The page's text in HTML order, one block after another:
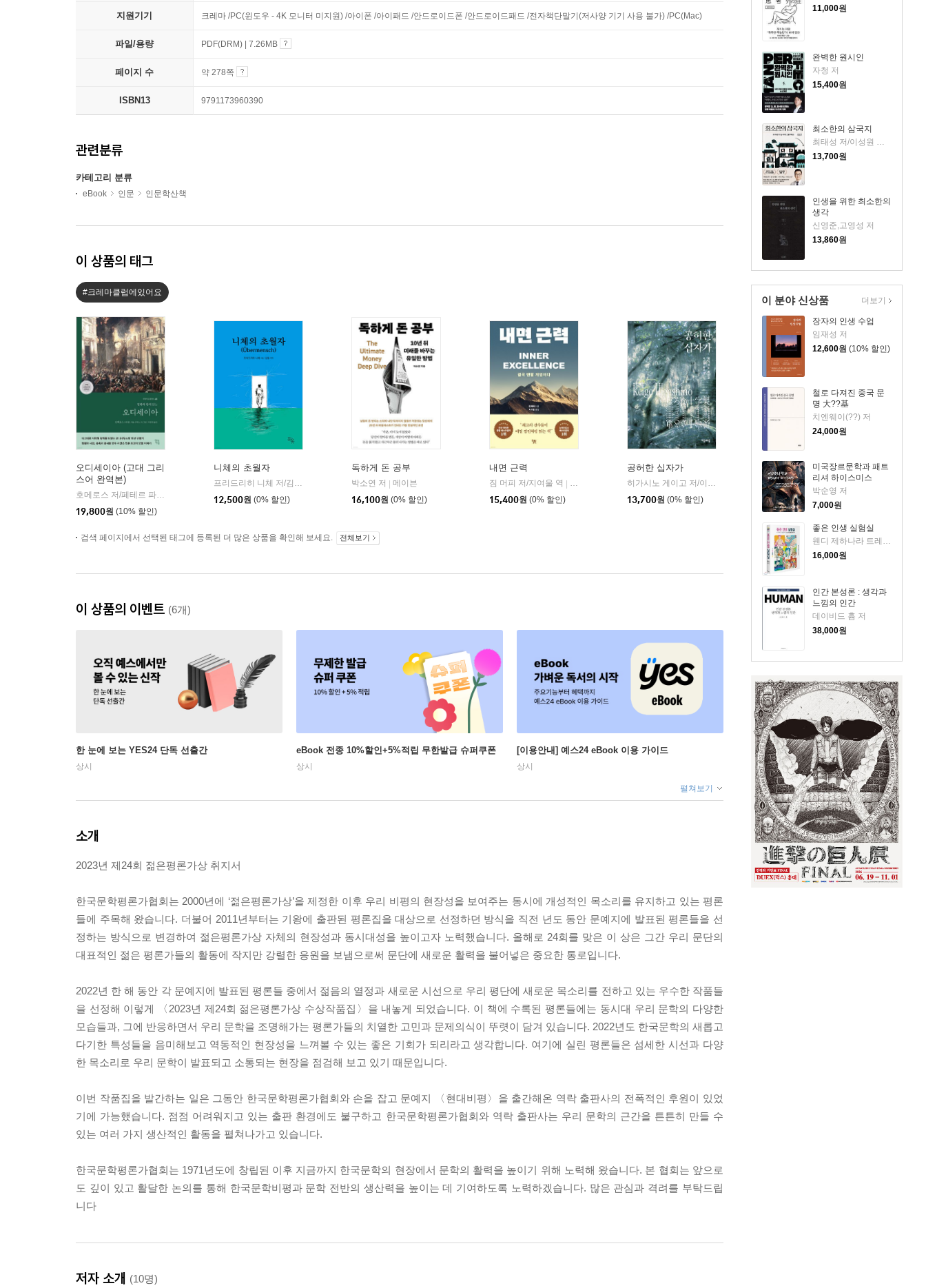
11,000원
완벽한 원시인
자청 저
15,400원
최소한의 삼국지
13,700원
인생을 위한 최소한의
생각
신영준,고영성 저
13,860원
이 분야 신상품
장자의 인생 수업
임재성 저
12,600원 (10% 할인)
철로 다져진 중국 문
명 大??基
치엔웨이(??) 저
24,000원
미국장르문학과 패트
리셔 하이스미스
박순영 저
7,000원
좋은 인생 실험실
웬디 제하나라 트레메인 저/황근하 역
16,000원
인간 본성론 : 생각과
느낌의 인간
데이비드 흄 저
38,000원
더보기
지원기기 크레마 /PC(윈도우 - 4K 모니터 미지원) /아이폰 /아이패드 /안드로이드폰 /안드로이드패드 /전자책단말기(저사양 기기 사용 불가) /PC(Mac)
파일/용량 PDF(DRM) | 7.26MB
페이지 수 약 278쪽
ISBN13 9791173960390
관련분류
카테고리 분류
eBook 인문 인문학산책
이 상품의 태그
#크레마클럽에있어요
오디세이아 (고대 그리
스어 완역본)
| 현대지성
19,800원 (10% 할인)
니체의 초월자
12,500원 (0% 할인)
독하게 돈 공부
박소연 저 | 메이븐
16,100원 (0% 할인)
내면 근력
짐 머피 저/지여울 역 |
15,400원 (0% 할인)
공허한 십자가
자음과모음
13,700원 (0% 할인)
검색 페이지에서 선택된 태그에 등록된 더 많은 상품을 확인해 보세요. 전체보기
이 상품의 이벤트 (6개)
한 눈에 보는 YES24 단독 선출간
상시
eBook 전종 10%할인+5%적립 무한발급 슈퍼쿠폰
상시
[이용안내] 예스24 eBook 이용 가이드
상시
펼쳐보기
소개
2023년 제24회 젊은평론가상 취지서
한국문학평론가협회는 2000년에 ‘젊은평론가상’을 제정한 이후 우리 비평의 현장성을 보여주는 동시에 개성적인 목소리를 유지하고 있는 평론
들에 주목해 왔습니다. 더불어 2011년부터는 기왕에 출판된 평론집을 대상으로 선정하던 방식을 직전 년도 동안 문예지에 발표된 평론들을 선
정하는 방식으로 변경하여 젊은평론가상 자체의 현장성과 동시대성을 높이고자 노력했습니다. 올해로 24회를 맞은 이 상은 그간 우리 문단의
대표적인 젊은 평론가들의 활동에 작지만 강렬한 응원을 보냄으로써 문단에 새로운 활력을 불어넣은 중요한 통로입니다.
2022년 한 해 동안 각 문예지에 발표된 평론들 중에서 젊음의 열정과 새로운 시선으로 우리 평단에 새로운 목소리를 전하고 있는 우수한 작품들
을 선정해 이렇게 〈2023년 제24회 젊은평론가상 수상작품집〉을 내놓게 되었습니다. 이 책에 수록된 평론들에는 동시대 우리 문학의 다양한
모습들과, 그에 반응하면서 우리 문학을 조명해가는 평론가들의 치열한 고민과 문제의식이 뚜렷이 담겨 있습니다. 2022년도 한국문학의 새롭고
다기한 특성들을 음미해보고 역동적인 현장성을 느껴볼 수 있는 좋은 기회가 되리라고 생각합니다. 여기에 실린 평론들은 섬세한 시선과 다양
한 목소리로 우리 문학이 발표되고 소통되는 현장을 점검해 보고 있기 때문입니다.
이번 작품집을 발간하는 일은 그동안 한국문학평론가협회와 손을 잡고 문예지 〈현대비평〉을 출간해온 역락 출판사의 전폭적인 후원이 있었
기에 가능했습니다. 점점 어려워지고 있는 출판 환경에도 불구하고 한국문학평론가협회와 역락 출판사는 우리 문학의 근간을 튼튼히 만들 수
있는 여러 가지 생산적인 활동을 펼쳐나가고 있습니다.
한국문학평론가협회는 1971년도에 창립된 이후 지금까지 한국문학의 현장에서 문학의 활력을 높이기 위해 노력해 왔습니다. 본 협회는 앞으로
도 깊이 있고 활달한 논의를 통해 한국문학비평과 문학 전반의 생산력을 높이는 데 기여하도록 노력하겠습니다. 많은 관심과 격려를 부탁드립
니다
저자 소개 (10명)